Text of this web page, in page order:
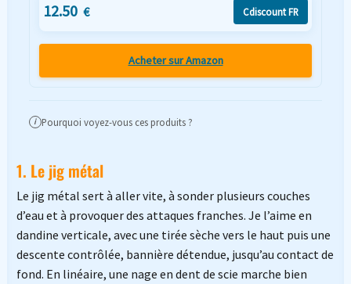
12.50 € Cdiscount FR
Acheter sur Amazon
i Pourquoi voyez-vous ces produits ?
1. Le jig métal
Le jig métal sert à aller vite, à sonder plusieurs couches
d’eau et à provoquer des attaques franches. Je l’aime en
dandine verticale, avec une tirée sèche vers le haut puis une
descente contrôlée, bannière détendue, jusqu’au contact de
fond. En linéaire, une nage en dent de scie marche bien